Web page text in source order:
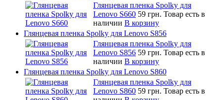
Глянцевая пленка Spolky для
Lenovo S660 59 грн. Товар есть в
наличии В корзину
Глянцевая пленка Spolky для Lenovo S856
Глянцевая пленка Spolky для
Lenovo S856 59 грн. Товар есть в
наличии В корзину
Глянцевая пленка Spolky для Lenovo S860
Глянцевая пленка Spolky для
Lenovo S860 59 грн. Товар есть в